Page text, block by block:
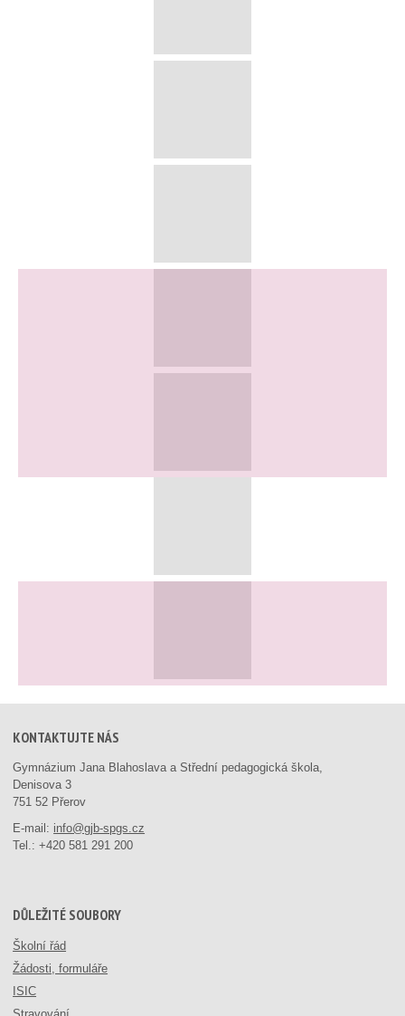
KONTAKTUJTE NÁS
Gymnázium Jana Blahoslava a Střední pedagogická škola,
Denisova 3
751 52 Přerov
E-mail: info@gjb-spgs.cz
Tel.:+420 581 291 200
DŮLEŽITÉ SOUBORY
Školní řád
Žádosti, formuláře
ISIC
Stravování